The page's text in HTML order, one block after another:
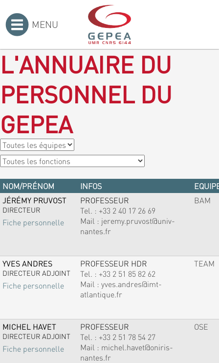
MENU
L'ANNUAIRE DU
PERSONNEL DU
GEPEA
NOM/PRÉNOM INFOS
JÉRÉMY PRUVOST
DIRECTEUR
Fiche personnelle
PROFESSEUR
Tel. : +33 2 40 17 26 69
Mail : jeremy.pruvost@univ-
nantes.fr
BAM
YVES ANDRES
DIRECTEUR ADJOINT
Fiche personnelle
PROFESSEUR HDR
Tel. : +33 2 51 85 82 62
Mail : yves.andres@imt-
atlantique.fr
TEAM
MICHEL HAVET
DIRECTEUR ADJOINT
Fiche personnelle
PROFESSEUR
Tel. : +33 2 51 78 54 27
Mail : michel.havet@oniris-
nantes.fr
OSE